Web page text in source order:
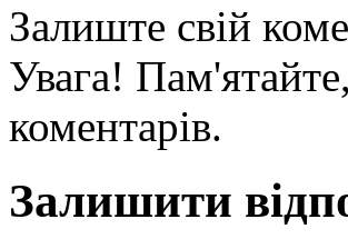
Залиште свій
Увага!
коментарів.
Залишити